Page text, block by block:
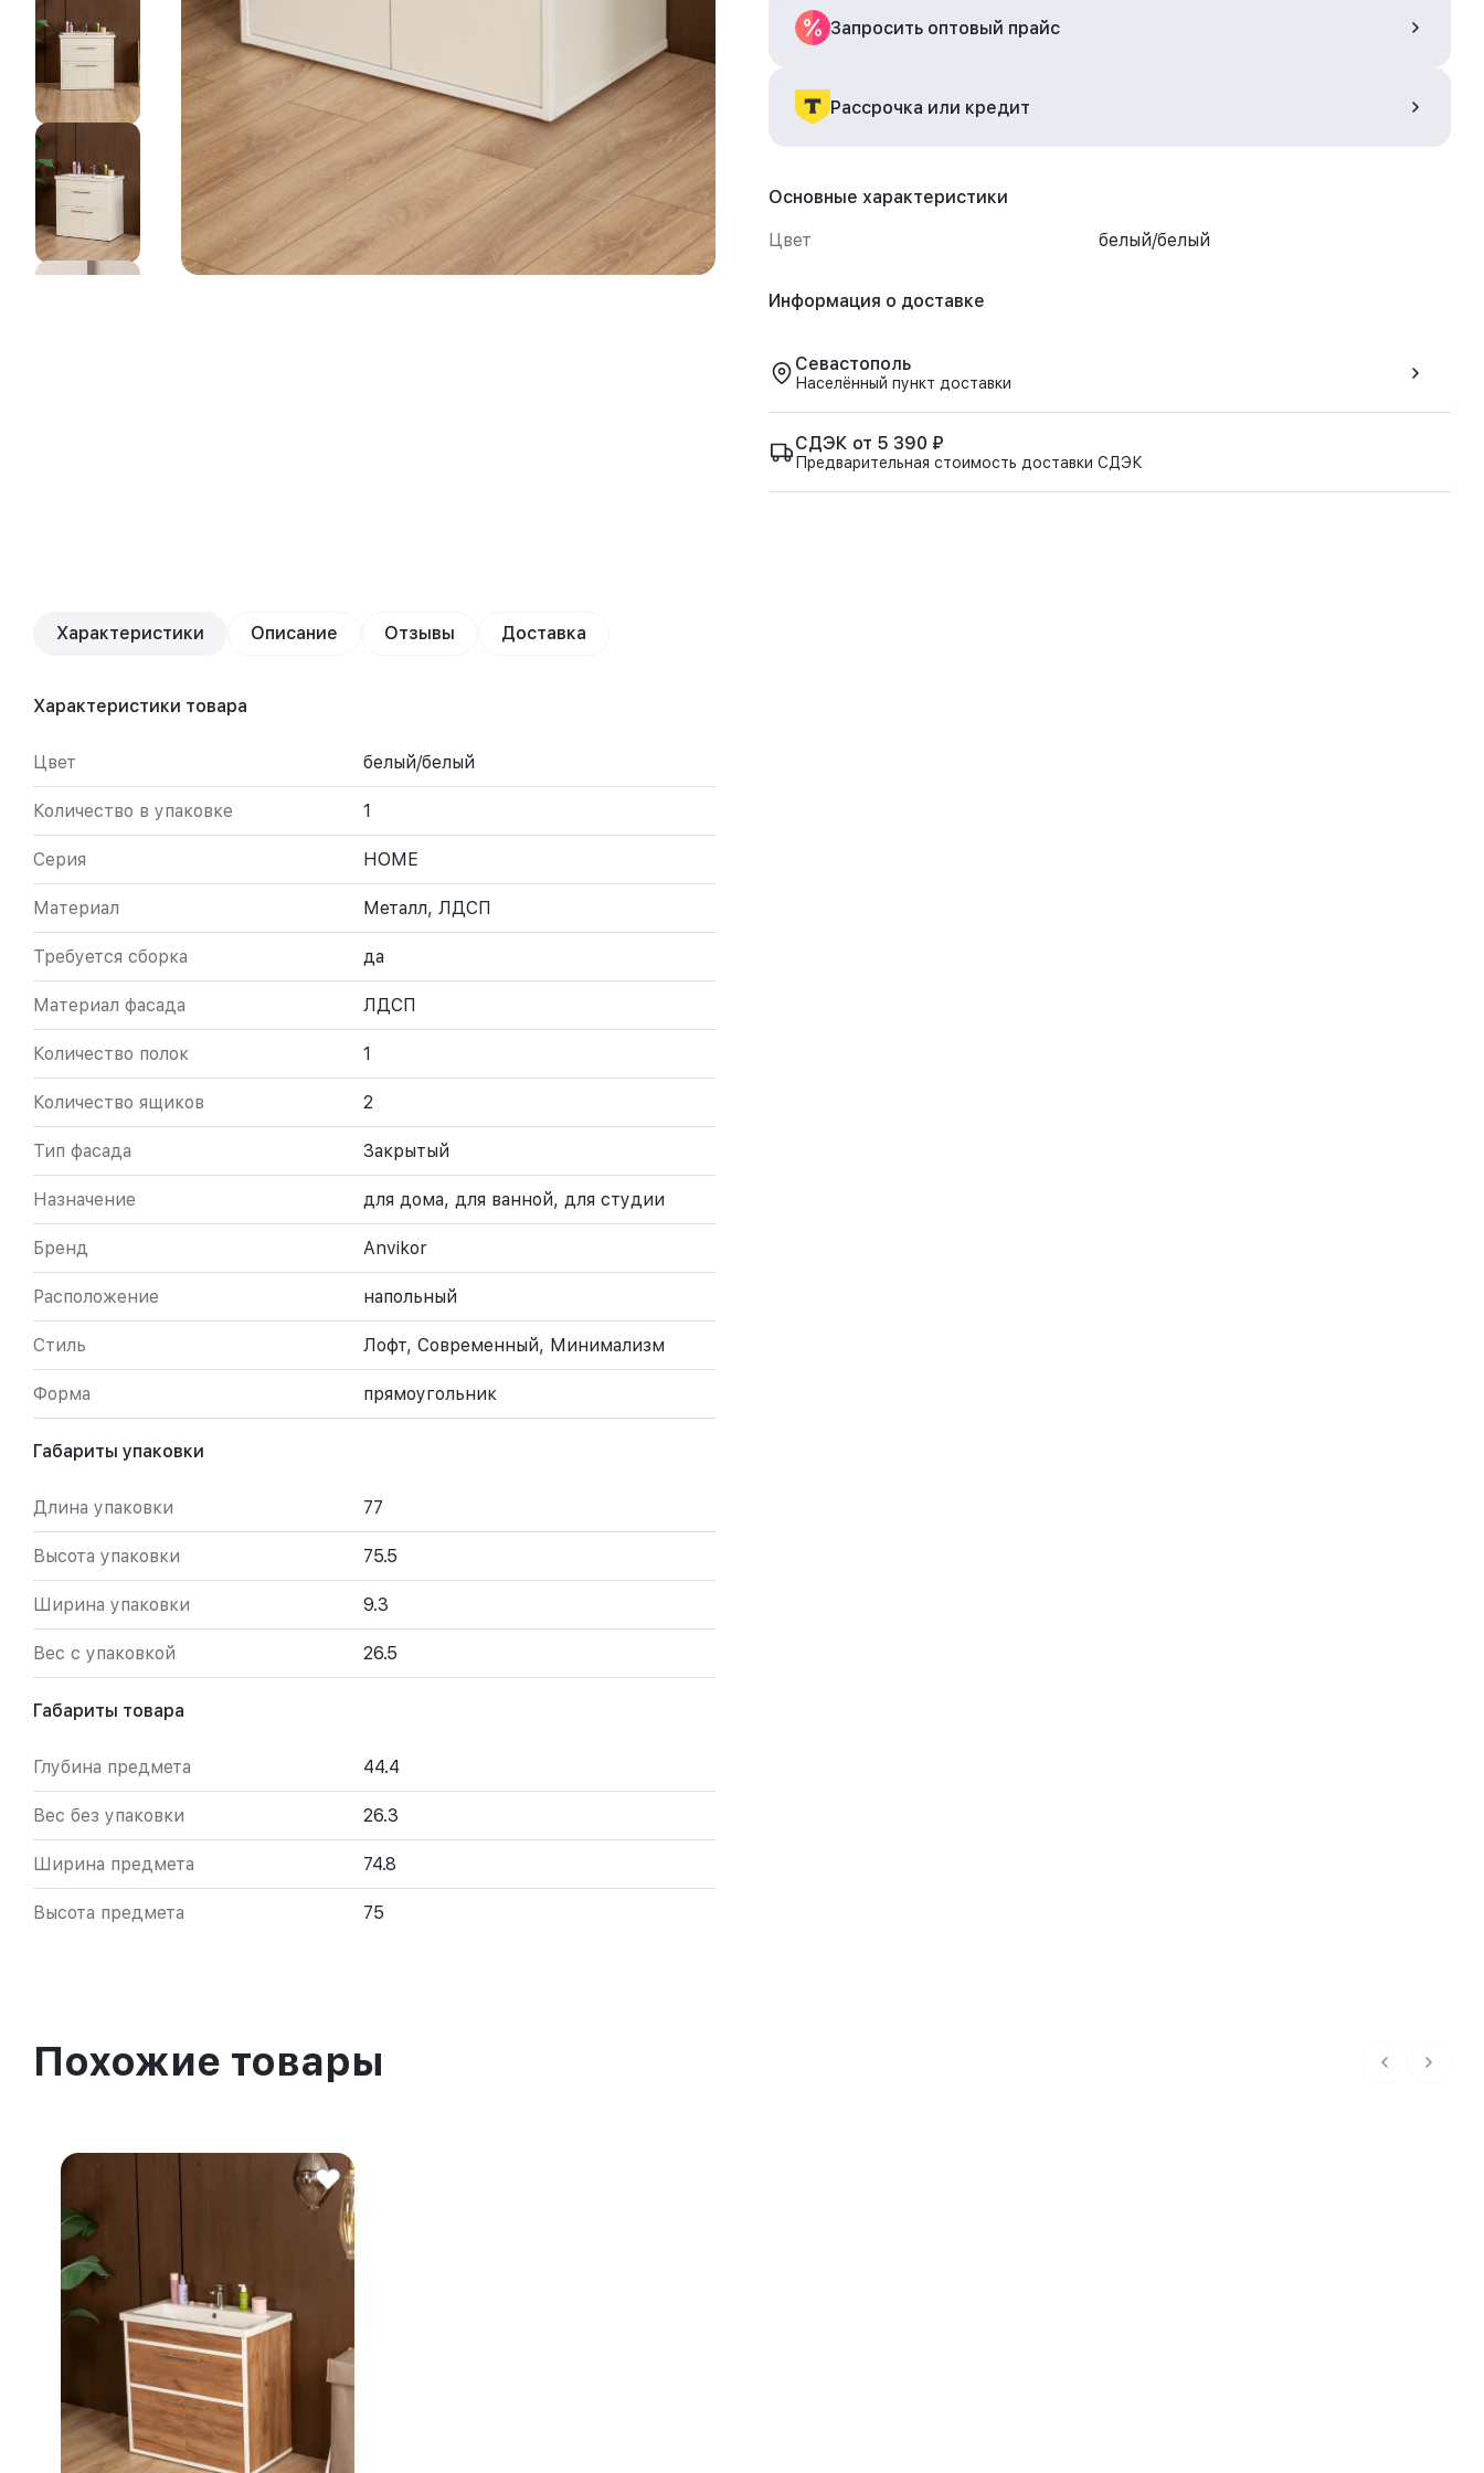
Запросить оптовый прайс
Рассрочка или кредит
Основные характеристики
Цвет белый/белый
Информация о доставке
Севастополь
Населённый пункт доставки
СДЭК от 5 390 ₽
Предварительная стоимость доставки СДЭК
Характеристики Описание Отзывы Доставка
Характеристики товара
Цвет белый/белый
Количество в упаковке 1
Серия HOME
Материал Металл, ЛДСП
Требуется сборка да
Материал фасада ЛДСП
Количество полок 1
Количество ящиков 2
Тип фасада Закрытый
Назначение для дома, для ванной, для студии
Бренд Anvikor
Расположение напольный
Стиль Лофт, Современный, Минимализм
Форма прямоугольник
Габариты упаковки
Длина упаковки 77
Высота упаковки 75.5
Ширина упаковки 9.3
Вес с упаковкой 26.5
Габариты товара
Глубина предмета 44.4
Вес без упаковки 26.3
Ширина предмета 74.8
Высота предмета 75
Похожие товары